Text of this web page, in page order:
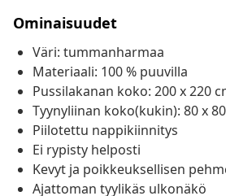
Ominaisuudet
Väri: tummanharmaa
Materiaali: 100 % puuvilla
Pussilakanan koko: 200 x 220
Tyynyliinan koko(kukin): 80 x
Piilotettu nappikiinnitys
Ei rypisty helposti
Kevyt ja poikkeuksellisen
Ajattoman tyylikäs ulkonäkö